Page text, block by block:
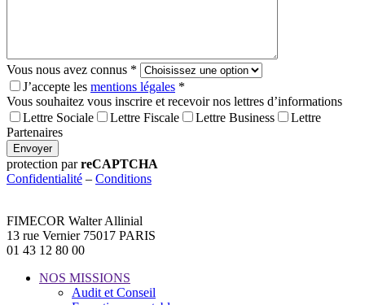
Vous nous avez connus *
J’accepte les mentions légales *
Vous souhaitez vous inscrire et recevoir nos lettres d’informations
Lettre Sociale
Lettre Fiscale Lettre Business
Lettre
Partenaires
Envoyer
protection parreCAPTCHA
Confidentialité – Conditions
FIMECOR Walter Allinial
13 rue Vernier 75017 PARIS
01 43 12 80 00
NOS MISSIONS
Audit et Conseil